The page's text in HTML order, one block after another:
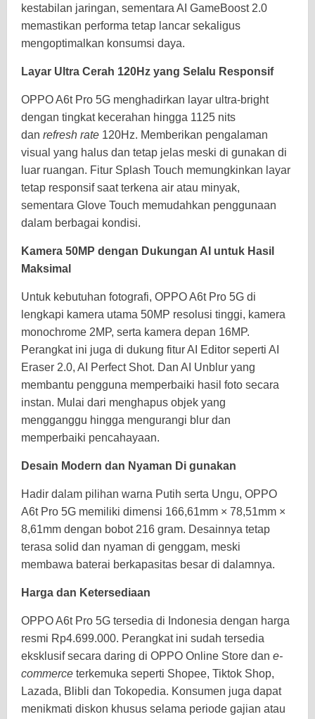
kestabilan jaringan, sementara AI GameBoost 2.0
memastikan performa tetap lancar sekaligus
mengoptimalkan konsumsi daya.
Layar Ultra Cerah 120Hz yang Selalu Responsif
OPPO A6t Pro 5G menghadirkan layar ultra-bright
dengan tingkat kecerahan hingga 1125 nits
dan refresh rate 120Hz. Memberikan pengalaman
visual yang halus dan tetap jelas meski di gunakan di
luar ruangan. Fitur Splash Touch memungkinkan layar
tetap responsif saat terkena air atau minyak,
sementara Glove Touch memudahkan penggunaan
dalam berbagai kondisi.
Kamera 50MP dengan Dukungan AI untuk Hasil
Maksimal
Untuk kebutuhan fotografi, OPPO A6t Pro 5G di
lengkapi kamera utama 50MP resolusi tinggi, kamera
monochrome 2MP, serta kamera depan 16MP.
Perangkat ini juga di dukung fitur AI Editor seperti AI
Eraser 2.0, AI Perfect Shot. Dan AI Unblur yang
membantu pengguna memperbaiki hasil foto secara
instan. Mulai dari menghapus objek yang
mengganggu hingga mengurangi blur dan
memperbaiki pencahayaan.
Desain Modern dan Nyaman Di gunakan
Hadir dalam pilihan warna Putih serta Ungu, OPPO
A6t Pro 5G memiliki dimensi 166,61mm × 78,51mm ×
8,61mm dengan bobot 216 gram. Desainnya tetap
terasa solid dan nyaman di genggam, meski
membawa baterai berkapasitas besar di dalamnya.
Harga dan Ketersediaan
OPPO A6t Pro 5G tersedia di Indonesia dengan harga
resmi Rp4.699.000. Perangkat ini sudah tersedia
eksklusif secara daring di OPPO Online Store dan e-
commerce terkemuka seperti Shopee, Tiktok Shop,
Lazada, Blibli dan Tokopedia. Konsumen juga dapat
menikmati diskon khusus selama periode gajian atau